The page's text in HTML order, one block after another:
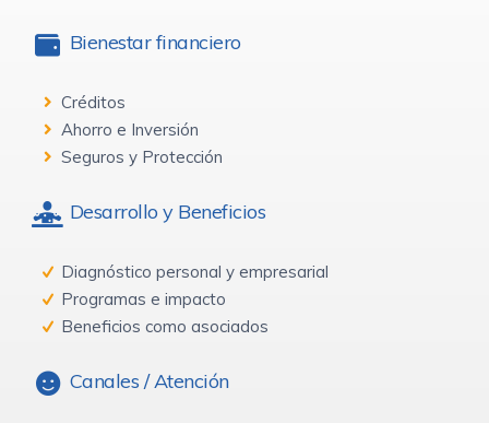
Bienestar financiero
Créditos
Ahorro e Inversión
Seguros y Protección
Desarrollo y Beneficios
Diagnóstico personal y empresarial
Programas e impacto
Beneficios como asociados
Canales / Atención